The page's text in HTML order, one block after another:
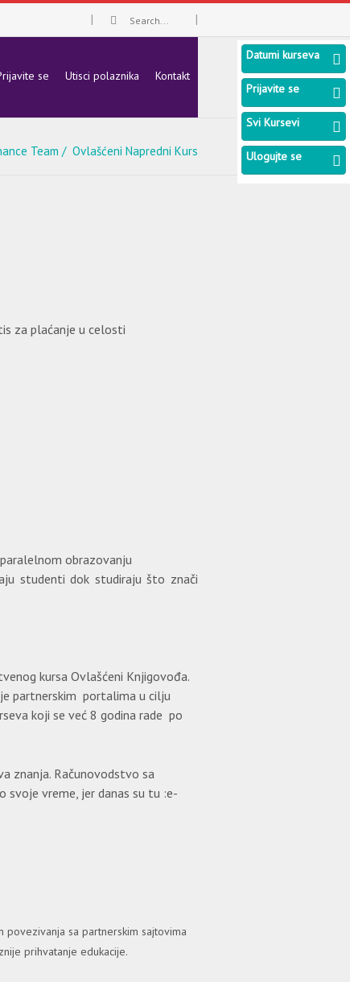
se Utisci polaznika Kontakt
Team Ovlašćeni Napredni Kurs
za plaćanje u celosti
obrazovanju
studenti dok studiraju što znači
kursa Ovlašćeni Knjigovođa.
partnerskim portalima u cilju
koji se već 8 godina rade po
znanja. Računovodstvo sa
svoje vreme, jer danas su tu :e-
sa partnerskim sajtovima
prihvatanje edukacije.
Datumi kurseva
Prijavite se
Svi Kursevi
Ulogujte se